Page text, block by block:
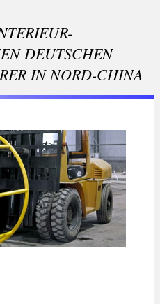
DEUTSCHEN
IN NORD-CHINA